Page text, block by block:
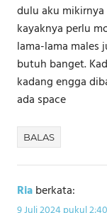
dulu aku
kayaknya perlu
lama-lama males
butuh banget.
kadang engga
ada space
BALAS
Riaberkata: